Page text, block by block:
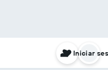
Iniciar